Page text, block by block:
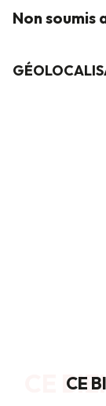
Non soumis
CE
CE